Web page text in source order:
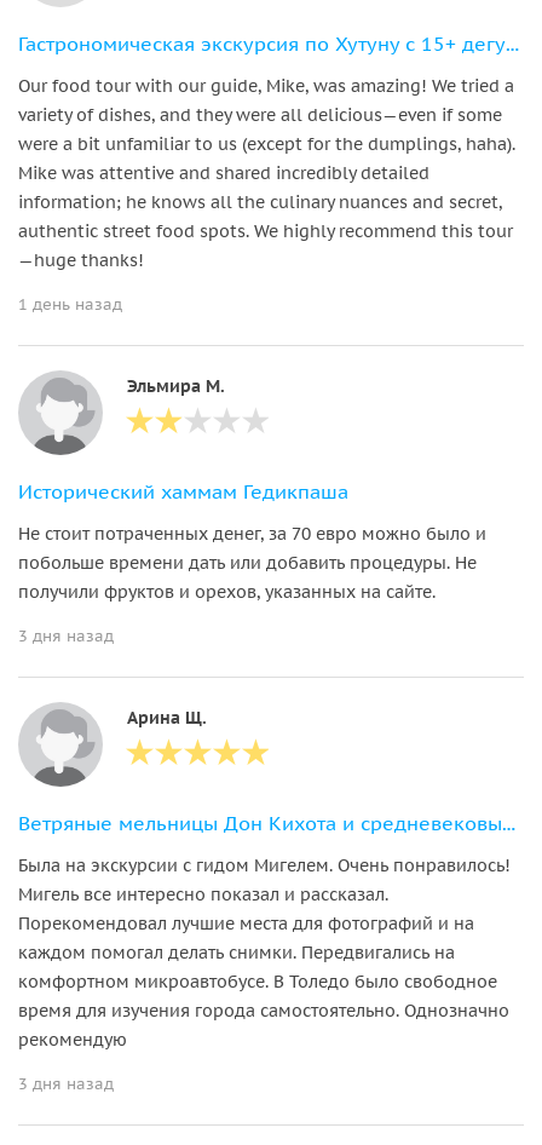
Гастрономическая экскурсия по Хутуну с 15+ дегустациями
Our food tour with our guide, Mike, was amazing! We tried a
variety of dishes, and they were all delicious—even if some
were a bit unfamiliar to us (except for the dumplings, haha).
Mike was attentive and shared incredibly detailed
information; he knows all the culinary nuances and secret,
authentic street food spots. We highly recommend this tour
—huge thanks!
1 день назад
Эльмира М.
Исторический хаммам Гедикпаша
Не стоит потраченных денег, за 70 евро можно было и
побольше времени дать или добавить процедуры. Не
получили фруктов и орехов, указанных на сайте.
3 дня назад
Арина Щ.
Ветряные мельницы Дон Кихота и средневековый Толедо
Была на экскурсии с гидом Мигелем. Очень понравилось!
Мигель все интересно показал и рассказал.
Порекомендовал лучшие места для фотографий и на
каждом помогал делать снимки. Передвигались на
комфортном микроавтобусе. В Толедо было свободное
время для изучения города самостоятельно. Однозначно
рекомендую
3 дня назад